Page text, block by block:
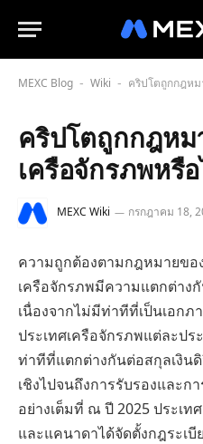
MEXC Blog - Wiki - คริปโตถูกกฎหม
คริปโตถูกกฎหม
เครือจักรภพหรื
MEXC Wiki กรกฎาคม 18,
ความถูกต้องตามกฎหมายขอ
เครือจักรภพมีความแตกต่าง
เนื่องจากไม่มีท่าทีที่เป็นเอกภ
ประเทศเครือจักรภพแต่ละป
ท่าทีที่แตกต่างกันต่อสกุลเงิน
เชิงไปจนถึงการรับรองและก
อย่างเต็มที่ ณ ปี 2025 ประเ
และแคนาดาได้จัดตั้งกฎระเ